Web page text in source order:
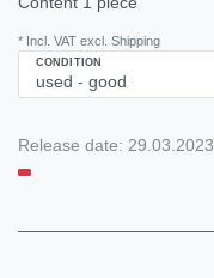
* Incl. VAT excl. Shipping
CONDITION
Release date: 29.03.2023